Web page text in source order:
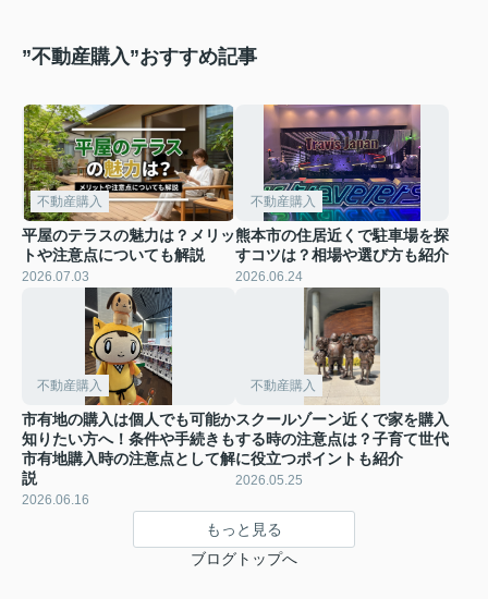
”不動産購入”おすすめ記事
不動産購入
平屋のテラスの魅力は？メリッ
トや注意点についても解説
2026.07.03
不動産購入
熊本市の住居近くで駐車場を探
すコツは？相場や選び方も紹介
2026.06.24
不動産購入
市有地の購入は個人でも可能か
知りたい方へ！条件や手続きも
市有地購入時の注意点として解
説
2026.06.16
不動産購入
スクールゾーン近くで家を購入
する時の注意点は？子育て世代
に役立つポイントも紹介
2026.05.25
もっと見る
ブログトップへ